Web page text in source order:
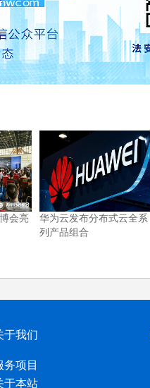
会亮
华为云发布分布式云全系
列产品组合
于我们
务项目
于本站